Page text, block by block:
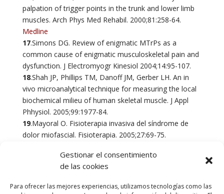
Gestionar el consentimiento
de las cookies
Para ofrecer las mejores experiencias, utilizamos tecnologías como las
palpation of trigger points in the trunk and lower limb
muscles. Arch Phys Med Rehabil. 2000;81:258-64.
Medline
17.Simons DG. Review of enigmatic MTrPs as a
common cause of enigmatic musculoskeletal pain and
dysfunction. J Electromyogr Kinesiol 2004;14:95-107.
18.Shah JP, Phillips TM, Danoff JM, Gerber LH. An in
vivo microanalytical technique for measuring the local
biochemical milieu of human skeletal muscle. J Appl
Phhysiol. 2005;99:1977-84.
19.Mayoral O. Fisioterapia invasiva del síndrome de
dolor miofascial. Fisioterapia. 2005;27:69-75.
06. Noviembre 2007